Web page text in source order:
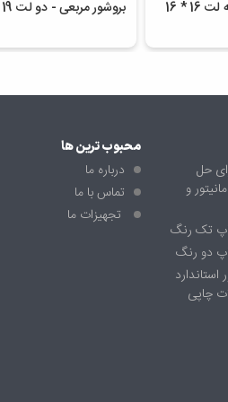
* 16 بروشور مربعی - دو لت 19 * 19
حل
و
تک رنگ
دو رنگ
استاندارد
چاپی
محبوب ترین ها
درباره ما
تماس با ما
تجهیزات ما